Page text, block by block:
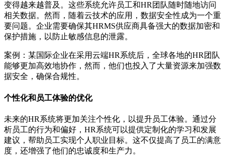
变得越来越普及。这些系统允许员工和HR团队随时随地访问
相关数据。然而，随着云技术的应用，数据安全性成为一个重
要问题。企业需要确保其HRMS供应商具备强大的数据加密和
保护措施，以防止敏感信息的泄露。
案例：某国际企业在采用云端HR系统后，全球各地的HR团队
能够更加高效地协作，然而，他们也投入了大量资源来加强数
据安全，确保合规性。
个性化和员工体验的优化
未来的HR系统将更加关注个性化，以提升员工体验。通过分
析员工的行为和偏好，HR系统可以提供定制化的学习和发展
建议，帮助员工实现个人职业目标。这不仅提高了员工的满意
度，还增强了他们的忠诚度和生产力。